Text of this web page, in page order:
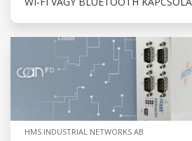
HMS INDUSTRIAL NETWORKS AB